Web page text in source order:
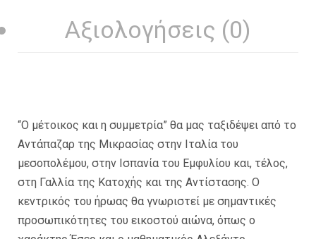
Αξιολογήσεις (0)
“Ο μέτοικος και η συμμετρία” θα μας ταξιδέψει από το
Αντάπαζαρ της Μικρασίας στην Ιταλία του
μεσοπολέμου, στην Ισπανία του Εμφυλίου και, τέλος,
στη Γαλλία της Κατοχής και της Αντίστασης. Ο
κεντρικός του ήρωας θα γνωριστεί με σημαντικές
προσωπικότητες του εικοστού αιώνα, όπως ο